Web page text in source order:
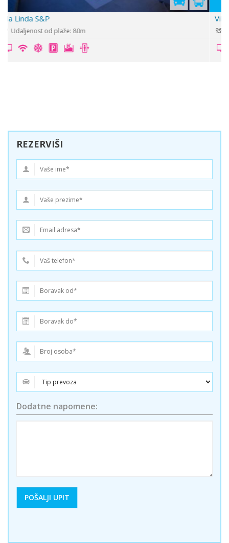
Vila Nefeli 2
Udaljenost od plaže: 30m
REZERVIŠI
Dodatne napomene: